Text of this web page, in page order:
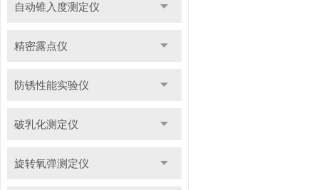
自动锥入度测定仪
精密露点仪
防锈性能实验仪
破乳化测定仪
旋转氧弹测定仪